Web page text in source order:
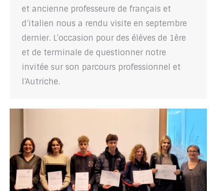
et ancienne professeure de français et
d’italien nous a rendu visite en septembre
dernier. L’occasion pour des élèves de 1ère
et de terminale de questionner notre
invitée sur son parcours professionnel et
l’Autriche.